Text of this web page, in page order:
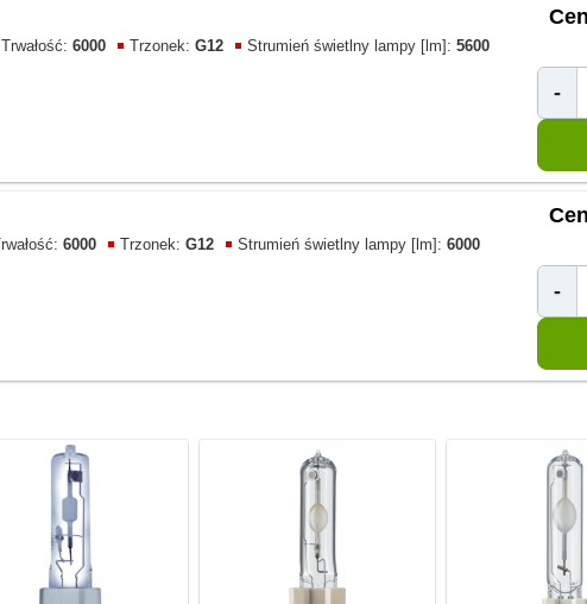
Trwałość: 6000 Trzonek: G12 Strumień świetlny lampy [lm]: 5600
-
6000 Trzonek: G12 Strumień świetlny lampy [lm]: 6000
-